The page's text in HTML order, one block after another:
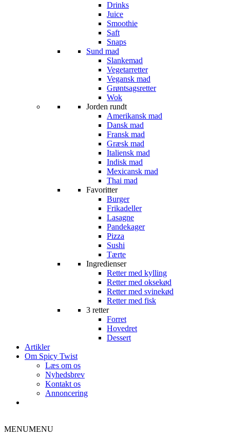
Drinks
Juice
Smoothie
Saft
Snaps
Sund mad
Slankemad
Vegetarretter
Vegansk mad
Grøntsagsretter
Wok
Jorden rundt
Amerikansk mad
Dansk mad
Fransk mad
Græsk mad
Italiensk mad
Indisk mad
Mexicansk mad
Thai mad
Favoritter
Burger
Frikadeller
Lasagne
Pandekager
Pizza
Sushi
Tærte
Ingredienser
Retter med kylling
Retter med oksekød
Retter med svinekød
Retter med fisk
3 retter
Forret
Hovedret
Dessert
Artikler
Om Spicy Twist
Læs om os
Nyhedsbrev
Kontakt os
Annoncering
MENUMENU